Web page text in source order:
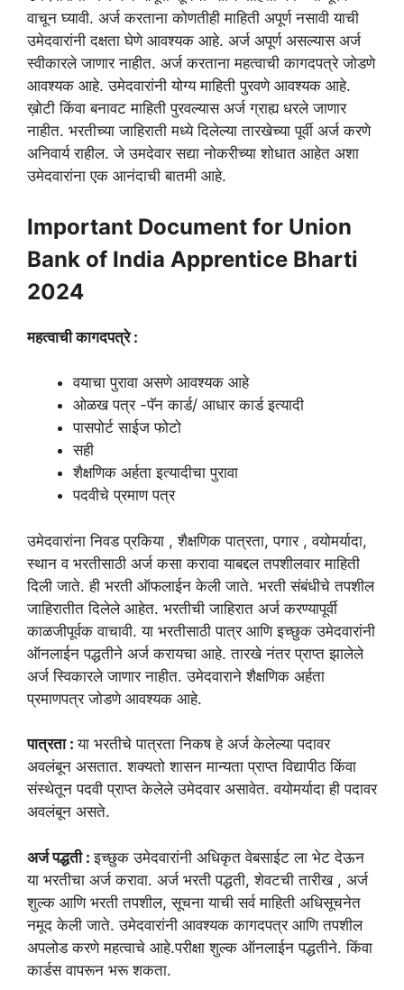
वाचून घ्यावी. अर्ज करताना कोणतीही माहिती अपूर्ण नसावी याची
उमेदवारांनी दक्षता घेणे आवश्यक आहे. अर्ज अपूर्ण असल्यास अर्ज
स्वीकारले जाणार नाहीत. अर्ज करताना महत्वाची कागदपत्रे जोडणे
आवश्यक आहे. उमेदवारांनी योग्य माहिती पुरवणे आवश्यक आहे.
ख़ोटी किंवा बनावट माहिती पुरवल्यास अर्ज ग्राह्य धरले जाणार
नाहीत. भरतीच्या जाहिराती मध्ये दिलेल्या तारखेच्या पूर्वी अर्ज करणे
अनिवार्य राहील. जे उमदेवार सद्या नोकरीच्या शोधात आहेत अशा
उमेदवारांना एक आनंदाची बातमी आहे.
Important Document for Union
Bank of India Apprentice Bharti
2024
महत्वाची कागदपत्रे :
वयाचा पुरावा असणे आवश्यक आहे
ओळख पत्र -पॅन कार्ड/ आधार कार्ड इत्यादी
पासपोर्ट साईज फोटो
सही
शैक्षणिक अर्हता इत्यादीचा पुरावा
पदवीचे प्रमाण पत्र
उमेदवारांना निवड प्रकिया , शैक्षणिक पात्रता, पगार , वयोमर्यादा,
स्थान व भरतीसाठी अर्ज कसा करावा याबद्दल तपशीलवार माहिती
दिली जाते. ही भरती ऑफलाईन केली जाते. भरती संबंधीचे तपशील
जाहिरातीत दिलेले आहेत. भरतीची जाहिरात अर्ज करण्यापूर्वी
काळजीपूर्वक वाचावी. या भरतीसाठी पात्र आणि इच्छुक उमेदवारांनी
ऑनलाईन पद्धतीने अर्ज करायचा आहे. तारखे नंतर प्राप्त झालेले
अर्ज स्विकारले जाणार नाहीत. उमेदवाराने शैक्षणिक अर्हता
प्रमाणपत्र जोडणे आवश्यक आहे.
पात्रता :या भरतीचे पात्रता निकष हे अर्ज केलेल्या पदावर
अवलंबून असतात. शक्यतो शासन मान्यता प्राप्त विद्यापीठ किंवा
संस्थेतून पदवी प्राप्त केलेले उमेदवार असावेत. वयोमर्यादा ही पदावर
अवलंबून असते.
अर्ज पद्धती :इच्छुक उमेदवारांनी अधिकृत वेबसाईट ला भेट देऊन
या भरतीचा अर्ज करावा. अर्ज भरती पद्धती, शेवटची तारीख , अर्ज
शुल्क आणि भरती तपशील, सूचना याची सर्व माहिती अधिसूचनेत
नमूद केली जाते. उमेदवारांनी आवश्यक कागदपत्र आणि तपशील
अपलोड करणे महत्वाचे आहे.परीक्षा शुल्क ऑनलाईन पद्धतीने. किंवा
कार्डस वापरून भरू शकता.